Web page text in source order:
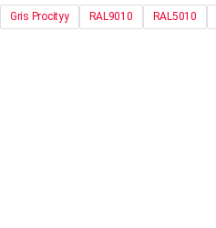
Gris Procityy RAL9010 RAL5010